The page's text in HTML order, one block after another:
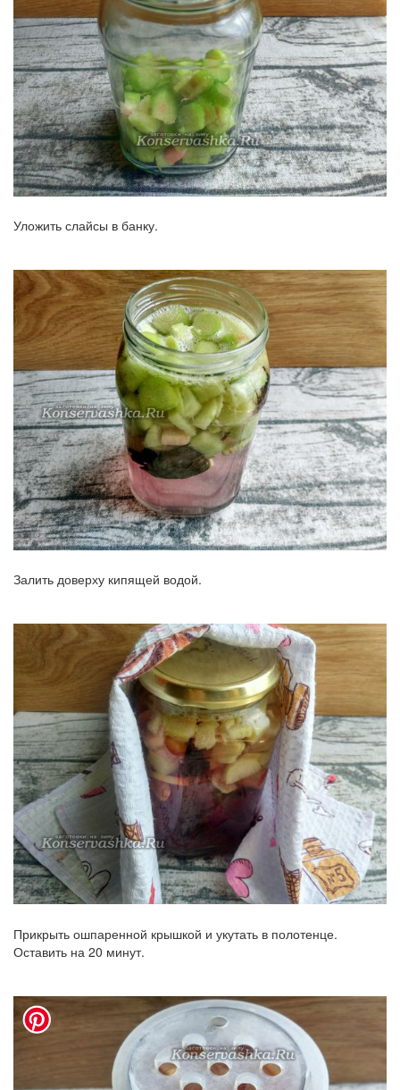
Уложить слайсы в банку.
Залить доверху кипящей водой.
Прикрыть ошпаренной крышкой и укутать в полотенце.
Оставить на 20 минут.